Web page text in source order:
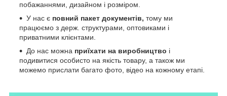
побажаннями, дизайном і розміром.
У нас є повний пакет документів, тому ми
працюємо з держ. структурами, оптовиками і
приватними клієнтами.
До нас можна приїхати на виробництво і
подивитися особисто на якість товару, а також ми
можемо прислати багато фото, відео на кожному етапі.